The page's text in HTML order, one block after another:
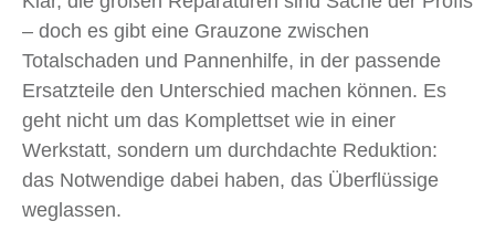
– doch es gibt eine Grauzone zwischen
Totalschaden und Pannenhilfe, in der passende
Ersatzteile den Unterschied machen können. Es
geht nicht um das Komplettset wie in einer
Werkstatt, sondern um durchdachte Reduktion:
das Notwendige dabei haben, das Überflüssige
weglassen.